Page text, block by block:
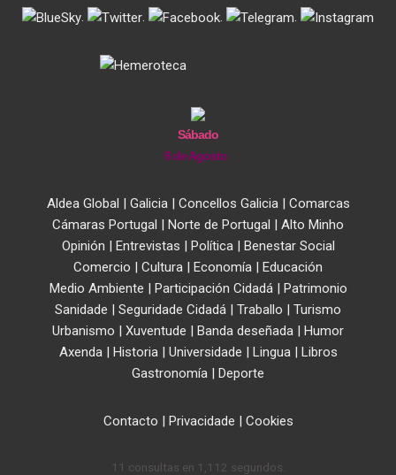
. . . .
Sábado
8 de Agosto
Aldea Global | Galicia| Concellos Galicia| Comarcas
Cámaras Portugal | Norte de Portugal | Alto Minho
Opinión | Entrevistas | Política| Benestar Social
Comercio | Cultura | Economía | Educación
Medio Ambiente | Participación Cidadá| Patrimonio
Sanidade | Seguridade Cidadá | Traballo | Turismo
Urbanismo | Xuventude | Banda deseñada | Humor
Axenda| Historia| Universidade | Lingua| Libros
Gastronomía | Deporte
Contacto | Privacidade | Cookies
11 consultas en 1,112 segundos.